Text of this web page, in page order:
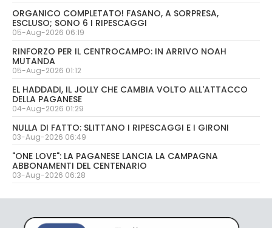
ORGANICO COMPLETATO! FASANO, A SORPRESA,
ESCLUSO; SONO 6 I RIPESCAGGI
05-Aug-2026 06:19
RINFORZO PER IL CENTROCAMPO: IN ARRIVO NOAH
MUTANDA
05-Aug-2026 01:12
EL HADDADI, IL JOLLY CHE CAMBIA VOLTO ALL'ATTACCO
DELLA PAGANESE
04-Aug-2026 01:29
NULLA DI FATTO: SLITTANO I RIPESCAGGI E I GIRONI
03-Aug-2026 06:49
"ONE LOVE": LA PAGANESE LANCIA LA CAMPAGNA
ABBONAMENTI DEL CENTENARIO
03-Aug-2026 06:28